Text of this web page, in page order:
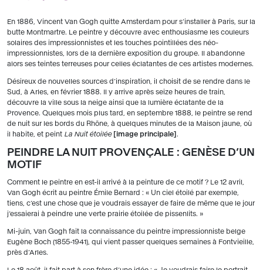
En 1886, Vincent Van Gogh quitte Amsterdam pour s’installer à Paris, sur la
butte Montmartre. Le peintre y découvre avec enthousiasme les couleurs
solaires des impressionnistes et les touches pointillées des néo-
impressionnistes, lors de la dernière exposition du groupe. Il abandonne
alors ses teintes terreuses pour celles éclatantes de ces artistes modernes.
Désireux de nouvelles sources d’inspiration, il choisit de se rendre dans le
Sud, à Arles, en février 1888. Il y arrive après seize heures de train,
découvre la ville sous la neige ainsi que la lumière éclatante de la
Provence. Quelques mois plus tard, en septembre 1888, le peintre se rend
de nuit sur les bords du Rhône, à quelques minutes de la Maison jaune, où
il habite, et peint La Nuit étoilée image principale .
PEINDRE LA NUIT PROVENÇALE : GENÈSE D’UN
MOTIF
Comment le peintre en est-il arrivé à la peinture de ce motif ? Le 12 avril,
Van Gogh écrit au peintre Émile Bernard : « Un ciel étoilé par exemple,
tiens, c’est une chose que je voudrais essayer de faire de même que le jour
j’essaierai à peindre une verte prairie étoilée de pissenlits. »
Mi-juin, Van Gogh fait la connaissance du peintre impressionniste belge
Eugène Boch (1855-1941), qui vient passer quelques semaines à Fontvieille,
près d’Arles.